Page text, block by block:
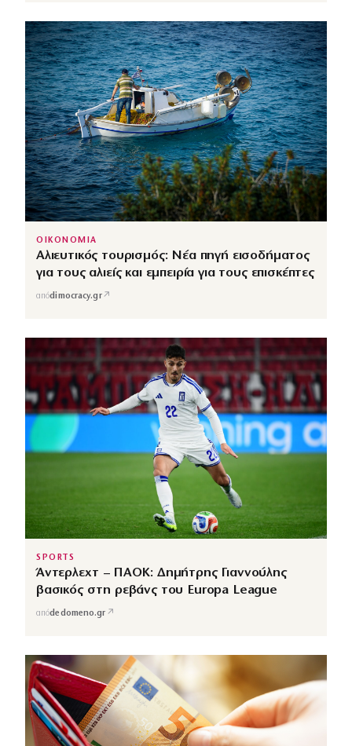
ΟΙΚΟΝΟΜΙΑ
Αλιευτικός τουρισμός: Νέα πηγή εισοδήματος
για τους αλιείς και εμπειρία για τους επισκέπτες
απόdimocracy.gr↗
SPORTS
Άντερλεχτ – ΠΑΟΚ: Δημήτρης Γιαννούλης
βασικός στη ρεβάνς του Europa League
απόdedomeno.gr ↗